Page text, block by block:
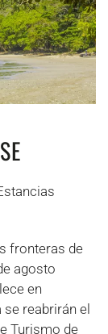
fronteras de
agosto
en
reabrirán el
Turismo de